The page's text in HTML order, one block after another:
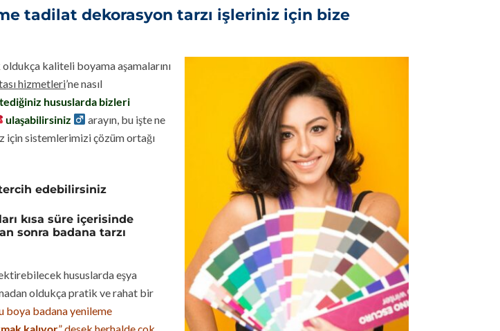
tadilat dekorasyon tarzı işleriniz için bize
kaliteli boyama aşamalarını
hizmetleri’ne nasıl
hususlarda bizleri
ulaşabilirsiniz
arayın, bu işte ne
için sistemlerimizi çözüm ortağı
edebilirsiniz
kısa süre içerisinde
sonra badana tarzı
hususlarda eşya
oldukça pratik ve rahat bir
boya badana yenileme
kalıyor”desek herhalde çok